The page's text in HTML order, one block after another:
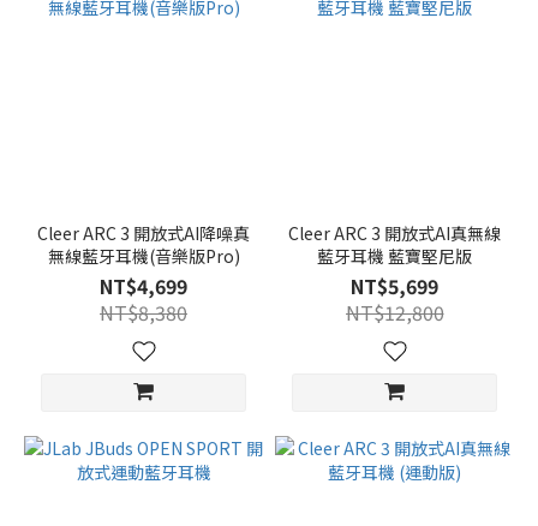
Cleer ARC 3 開放式AI降噪真
無線藍牙耳機(音樂版Pro)
NT$4,699
NT$8,380
Cleer ARC 3 開放式AI真無線
藍牙耳機 藍寶堅尼版
NT$5,699
NT$12,800